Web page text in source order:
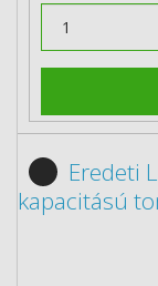
Eredeti
kapacitású